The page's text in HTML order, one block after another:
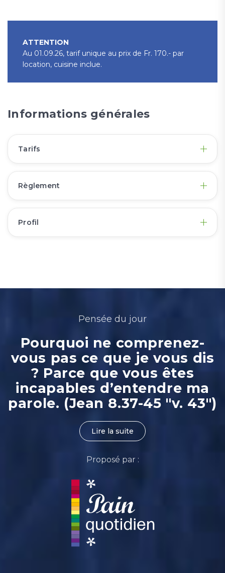
ATTENTION
Au 01.09.26, tarif unique au prix de Fr. 170.- par
location, cuisine inclue.
Informations générales
Tarifs
Règlement
Profil
Pensée du jour
Pourquoi ne comprenez-
vous pas ce que je vous dis
? Parce que vous êtes
incapables d’entendre ma
parole. (Jean 8.37-45 "v. 43")
Lire la suite
Proposé par :